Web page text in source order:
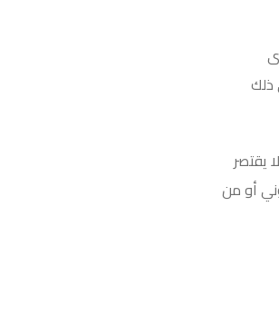
ذلك
يقتصر
أو من